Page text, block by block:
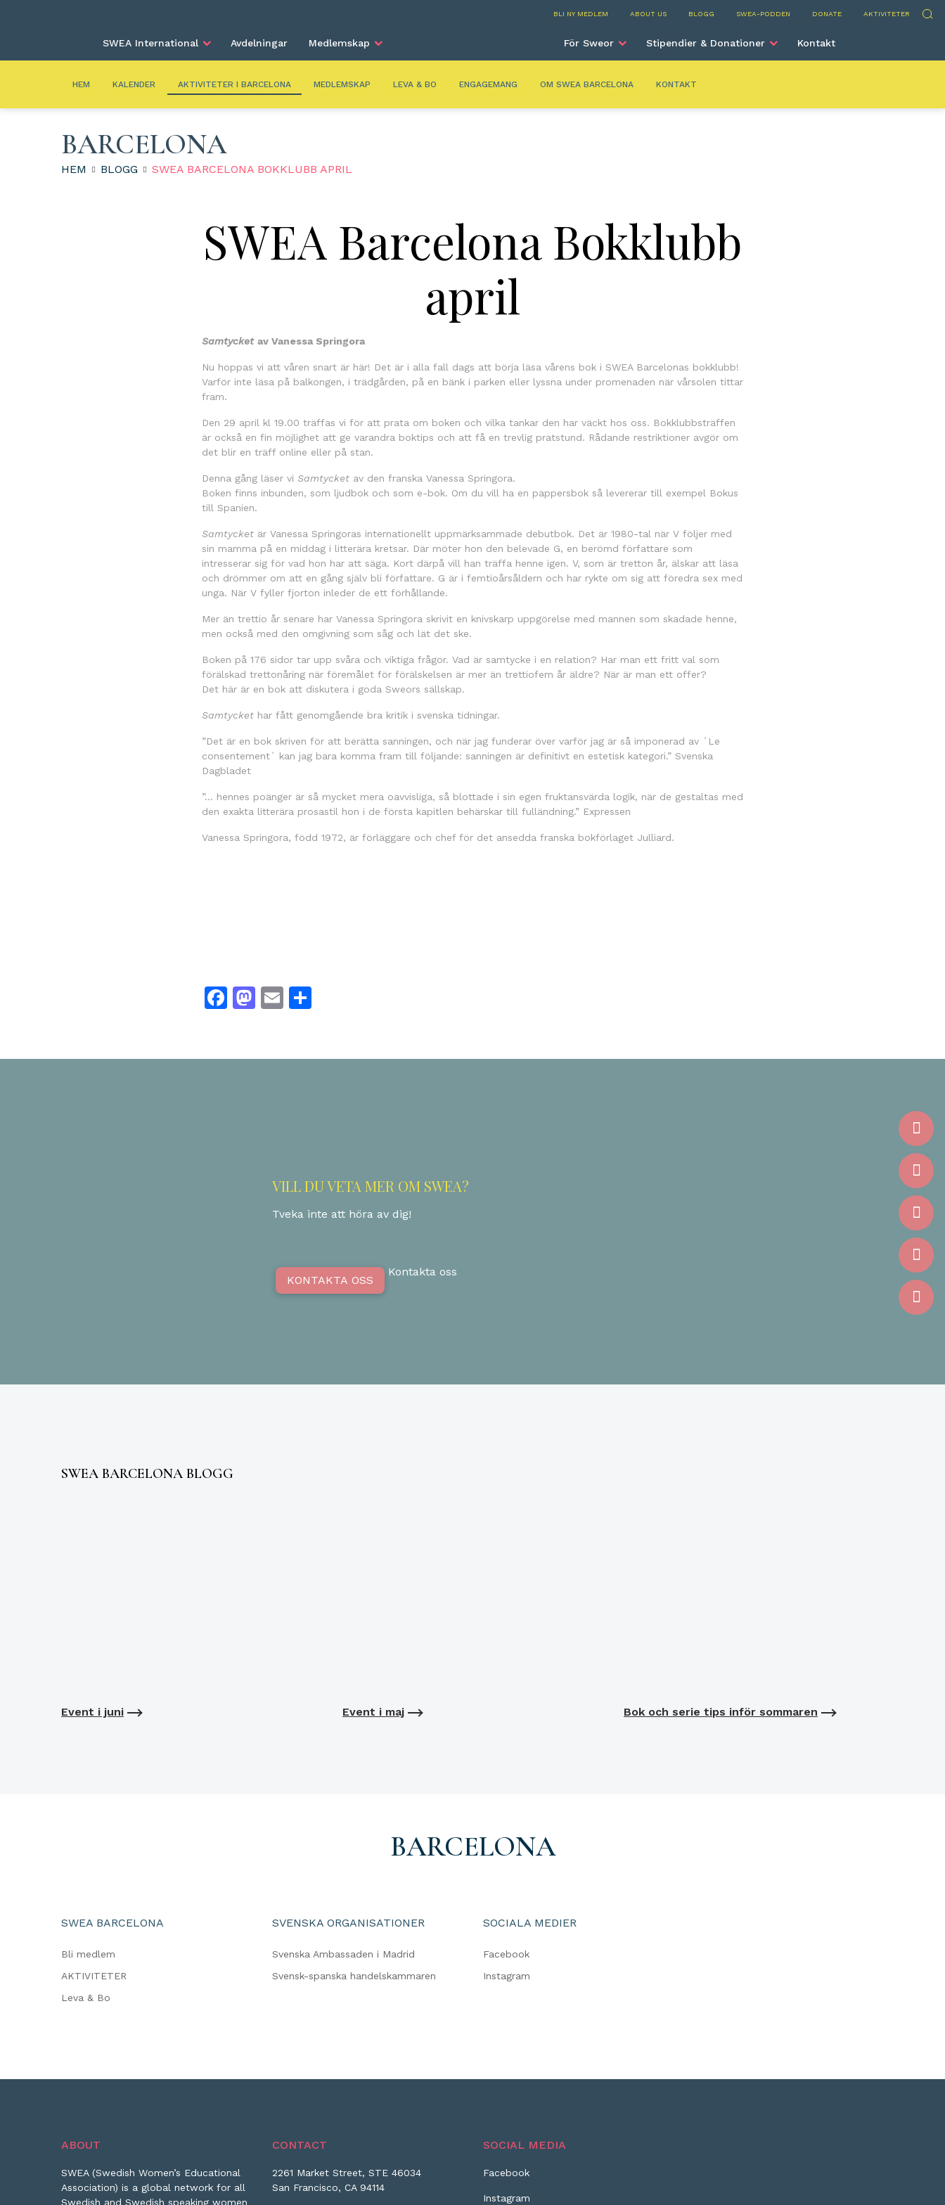
BLI NY MEDLEM ABOUT US BLOGG SWEA-PODDEN DONATE AKTIVITETER Sök
Barcelona
SWEA International Avdelningar Medlemskap För Sweor Stipendier & Donationer Kontakt
HEM KALENDER AKTIVITETER I BARCELONA MEDLEMSKAP LEVA & BO ENGAGEMANG OM SWEA BARCELONA KONTAKT
BARCELONA
HEM BLOGG SWEA BARCELONA BOKKLUBB APRIL
SWEA Barcelona Bokklubb
april
Samtycket av Vanessa Springora
Nu hoppas vi att våren snart är här! Det är i alla fall dags att börja läsa vårens bok i SWEA Barcelonas bokklubb!
Varför inte läsa på balkongen, i trädgården, på en bänk i parken eller lyssna under promenaden när vårsolen tittar
fram.
Den 29 april kl 19.00 träffas vi för att prata om boken och vilka tankar den har väckt hos oss. Bokklubbsträffen
är också en fin möjlighet att ge varandra boktips och att få en trevlig pratstund. Rådande restriktioner avgör om
det blir en träff online eller på stan.
Denna gång läser vi Samtycket av den franska Vanessa Springora.
Boken finns inbunden, som ljudbok och som e-bok. Om du vill ha en pappersbok så levererar till exempel Bokus
till Spanien.
Samtycket är Vanessa Springoras internationellt uppmärksammade debutbok. Det är 1980-tal när V följer med
sin mamma på en middag i litterära kretsar. Där möter hon den belevade G, en berömd författare som
intresserar sig för vad hon har att säga. Kort därpå vill han träffa henne igen. V, som är tretton år, älskar att läsa
och drömmer om att en gång själv bli författare. G är i femtioårsåldern och har rykte om sig att föredra sex med
unga. När V fyller fjorton inleder de ett förhållande.
Mer än trettio år senare har Vanessa Springora skrivit en knivskarp uppgörelse med mannen som skadade henne,
men också med den omgivning som såg och lät det ske.
Boken på 176 sidor tar upp svåra och viktiga frågor. Vad är samtycke i en relation? Har man ett fritt val som
förälskad trettonåring när föremålet för förälskelsen är mer än trettiofem år äldre? När är man ett offer?
Det här är en bok att diskutera i goda Sweors sällskap.
Samtycket har fått genomgående bra kritik i svenska tidningar.
”Det är en bok skriven för att berätta sanningen, och när jag funderar över varför jag är så imponerad av ´Le
consentement´ kan jag bara komma fram till följande: sanningen är definitivt en estetisk kategori.” Svenska
Dagbladet
”… hennes poänger är så mycket mera oavvisliga, så blottade i sin egen fruktansvärda logik, när de gestaltas med
den exakta litterära prosastil hon i de första kapitlen behärskar till fulländning.” Expressen
Vanessa Springora, född 1972, är förläggare och chef för det ansedda franska bokförlaget Julliard.
Facebook
Mastodon
Email
VILL DU VETA MER OM SWEA?
Tveka inte att höra av dig!
KONTAKTA OSS
Kontakta oss
SWEA BARCELONA BLOGG
Event i juni Event i maj Bok och serie tips inför sommaren
BARCELONA
SWEA BARCELONA
Bli medlem
AKTIVITETER
Leva & Bo
SVENSKA ORGANISATIONER
Svenska Ambassaden i Madrid
Svensk-spanska handelskammaren
SOCIALA MEDIER
Facebook
Instagram
ABOUT
SWEA (Swedish Women’s Educational
Association) is a global network for all
Swedish and Swedish speaking women
CONTACT
2261 Market Street, STE 46034
San Francisco, CA 94114
SOCIAL MEDIA
Facebook
Instagram